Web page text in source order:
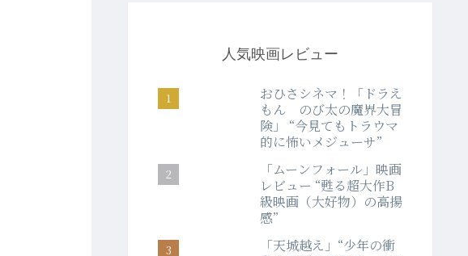
人気映画レビュー
おひさシネマ！「ドラえ
もん のび太の魔界大冒
険」 “今見てもトラウマ
的に怖いメジューサ”
「ムーンフォール」映画
レビュー “甦る超大作B
級映画（大好物）の高揚
感”
「天城越え」“少年の衝